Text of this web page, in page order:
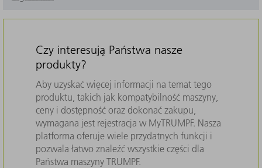
Czy interesują Państwa nasze
produkty?
Aby uzyskać więcej informacji na temat tego
produktu, takich jak kompatybilność maszyny,
ceny i dostępność oraz dokonać zakupu,
wymagana jest rejestracja w MyTRUMPF. Nasza
platforma oferuje wiele przydatnych funkcji i
pozwala łatwo znaleźć wszystkie części dla
Państwa maszyny TRUMPF.